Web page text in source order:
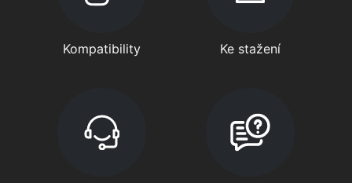
Kompatibility Ke stažení